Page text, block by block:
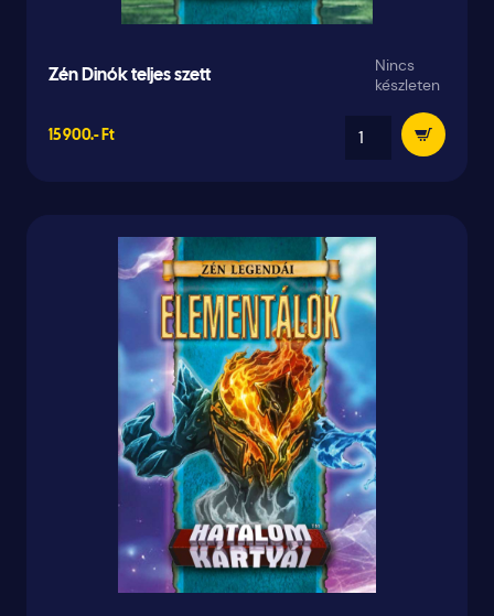
Zén Dinók teljes szett
Nincs
készleten
15 900.- Ft